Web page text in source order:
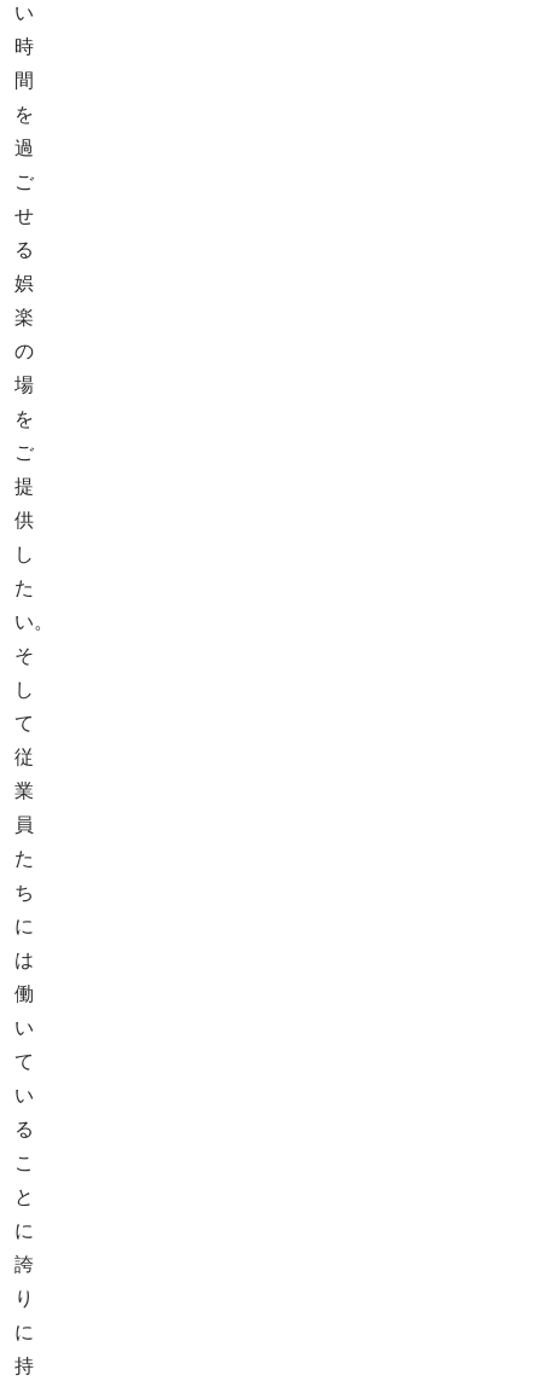
い
時
間
を
過
ご
せ
る
娯
楽
の
場
を
ご
提
供
し
た
い。
そ
し
て
従
業
員
た
ち
に
は
働
い
て
い
る
こ
と
に
誇
り
に
持